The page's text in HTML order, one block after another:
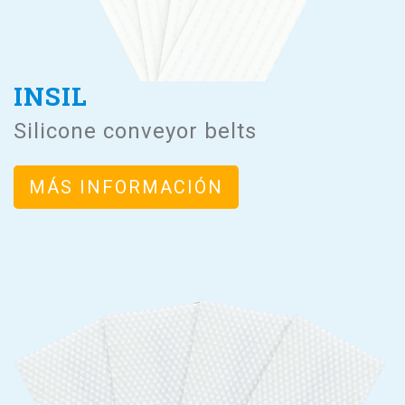
INSIL
Silicone conveyor belts
MÁS INFORMACIÓN